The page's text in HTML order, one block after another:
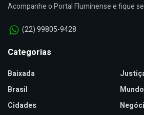
Acompanhe o Portal Fluminense e fique
(22) 99805-9428
Categorias
Baixada
Brasil
Cidades
Mundo